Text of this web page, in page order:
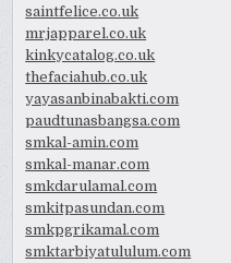
saintfelice.co.uk
mrjapparel.co.uk
kinkycatalog.co.uk
thefaciahub.co.uk
yayasanbinabakti.com
paudtunasbangsa.com
smkal-amin.com
smkal-manar.com
smkdarulamal.com
smkitpasundan.com
smkpgrikamal.com
smktarbiyatululum.com